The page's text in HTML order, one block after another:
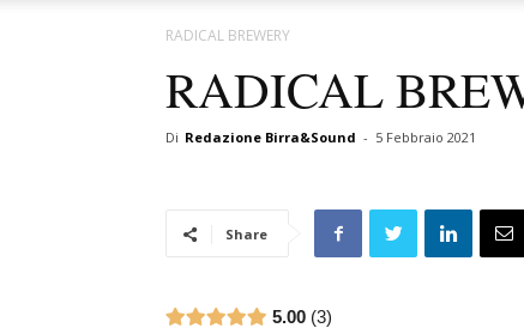
RADICAL BREWERY
RADICAL
Di Redazione Birra&Sound - 5 Febbraio 2021
Share
5.00 3